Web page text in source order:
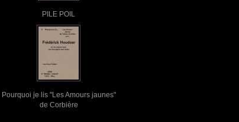
PILE POIL
Pourquoi je lis "Les Amours jaunes"
de Corbière